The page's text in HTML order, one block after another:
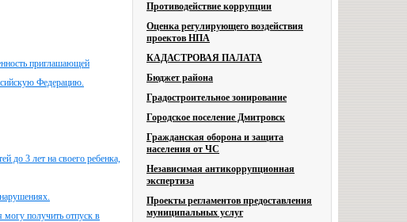
приглашающей
Федерацию.
до 3 лет на своего ребенка,
могу получить отпуск в
Противодействие коррупции
Оценка регулирующего воздействия
проектов НПА
КАДАСТРОВАЯ ПАЛАТА
Бюджет района
Градостроительное зонирование
Городское поселение Дмитровск
Гражданская оборона и защита
населения от ЧС
Независимая антикоррупционная
экспертиза
Проекты регламентов предоставления
муниципальных услуг